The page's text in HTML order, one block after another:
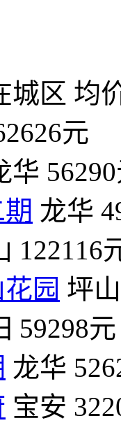
城区 均
元
华
龙华
122116
园 坪山
59298元
龙华
宝安